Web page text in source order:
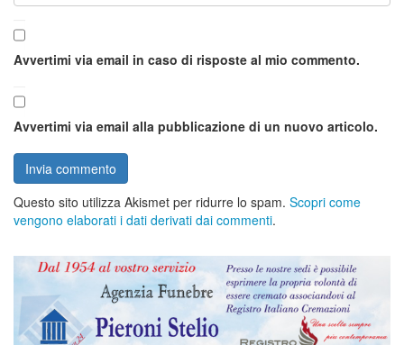
Avvertimi via email in caso di risposte al mio commento.
Avvertimi via email alla pubblicazione di un nuovo articolo.
Questo sito utilizza Akismet per ridurre lo spam. Scopri come
vengono elaborati i dati derivati dai commenti.